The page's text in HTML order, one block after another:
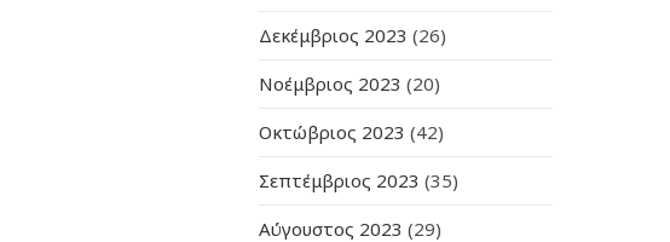
Δεκέμβριος 2023 (26)
Νοέμβριος 2023 (20)
Οκτώβριος 2023 (42)
Σεπτέμβριος 2023 (35)
Αύγουστος 2023 (29)